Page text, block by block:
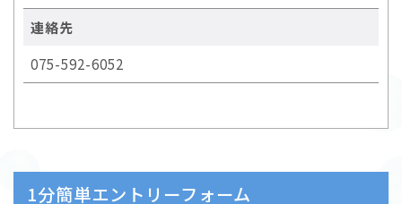
連絡先
075-592-6052
1分簡単エントリーフォーム